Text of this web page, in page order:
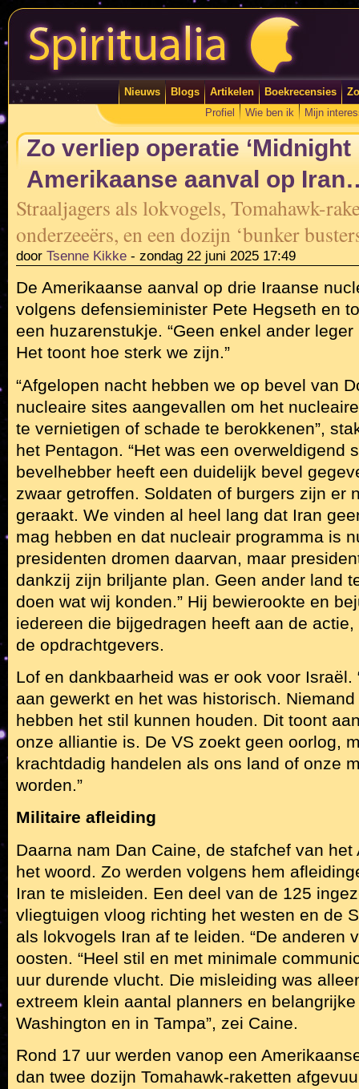
Nieuws Blogs Artikelen Boekrecensies
Profiel
Wie ben ik Mijn
Zo verliep operatie ‘Midnight
Amerikaanse aanval op
Straaljagers als lokvogels, Tomahawk-
onderzeeërs, en een dozijn ‘bunker
door Tsenne Kikke - zondag 22 juni 2025 17:49
De Amerikaanse aanval op drie Iraanse
volgens defensieminister Pete Hegseth en
een huzarenstukje. “Geen enkel ander
Het toont hoe sterk we zijn.”
“Afgelopen nacht hebben we op bevel van
nucleaire sites aangevallen om het
te vernietigen of schade te berokkenen”,
het Pentagon. “Het was een overweldigend
bevelhebber heeft een duidelijk bevel
zwaar getroffen. Soldaten of burgers zijn er
geraakt. We vinden al heel lang dat Iran
mag hebben en dat nucleair programma is
presidenten dromen daarvan, maar
dankzij zijn briljante plan. Geen ander land
doen wat wij konden.” Hij bewierookte en
iedereen die bijgedragen heeft aan de
de opdrachtgevers.
Lof en dankbaarheid was er ook voor Israël.
aan gewerkt en het was historisch.
hebben het stil kunnen houden. Dit toont
onze alliantie is. De VS zoekt geen oorlog,
krachtdadig handelen als ons land of onze
worden.”
Militaire afleiding
Daarna nam Dan Caine, de stafchef van het
het woord. Zo werden volgens hem
Iran te misleiden. Een deel van de 125
vliegtuigen vloog richting het westen en de
als lokvogels Iran af te leiden. “De anderen
oosten. “Heel stil en met minimale
uur durende vlucht. Die misleiding was
extreem klein aantal planners en
Washington en in Tampa”, zei Caine.
Rond 17 uur werden vanop een
dan twee dozijn Tomahawk-raketten